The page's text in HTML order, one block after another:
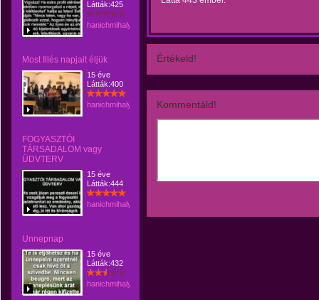
Látták:425
hanichmihalyattila
Most Illés napjait éljük
15 éve
Látták:400
hanichmihalyattila
FOGYASZTÓI
TÁRSADALOM vagy
ÜDVTERV
15 éve
Látták:444
hanichmihalyattila
Unnepnap
15 éve
Látták:432
hanichmihalyattila
Értékeld!
Kommentáld!